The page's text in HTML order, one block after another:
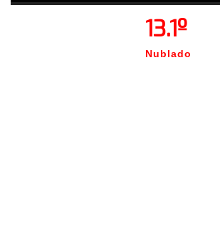
13.1º
Nublado